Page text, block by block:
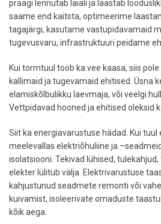
praagi lennutab laiali ja laastab
saame end kaitsta, optimeerime
tagajärgi, kasutame vastupidavamaid
tugevusvaru, infrastruktuuri peidame
Kui tormtuul toob ka vee kaasa, siis
kallimaid ja tugevamaid ehitised. Üsna
elamiskõlbulikku laevmaja, või veelgi
Vettpidavad hooned ja ehitised oleksid
Siit ka energiavarustuse hädad. Kui
meelevallas elektriõhuliine ja
isolatsiooni. Tekivad lühised,
elekter lülitub välja. Elektrivarustuse
kahjustunud seadmete remonti või
kuivamist, isoleerivate omaduste
kõik aega.